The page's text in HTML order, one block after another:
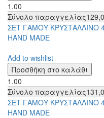
1.00
Σύνολο παραγγελίας
ΣΕΤ ΓΑΜΟΥ ΚΡΥΣΤΑΛΛΙΝΟ
HAND MADE
Add to wishlist
1.00
Σύνολο παραγγελίας
ΣΕΤ ΓΑΜΟΥ ΚΡΥΣΤΑΛΛΙΝΟ
HAND MADE